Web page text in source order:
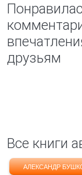
друзьям
Все книги
АЛЕКСАНДР